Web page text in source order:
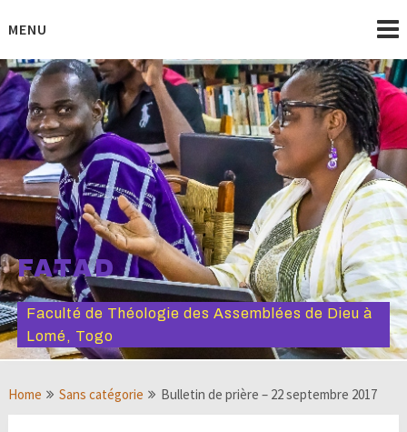
toMENU
FATAD
Faculté de Théologie des Assemblées de Dieu à
Lomé, Togo
Home Sans catégorie Bulletin de prière – 22 septembre 2017